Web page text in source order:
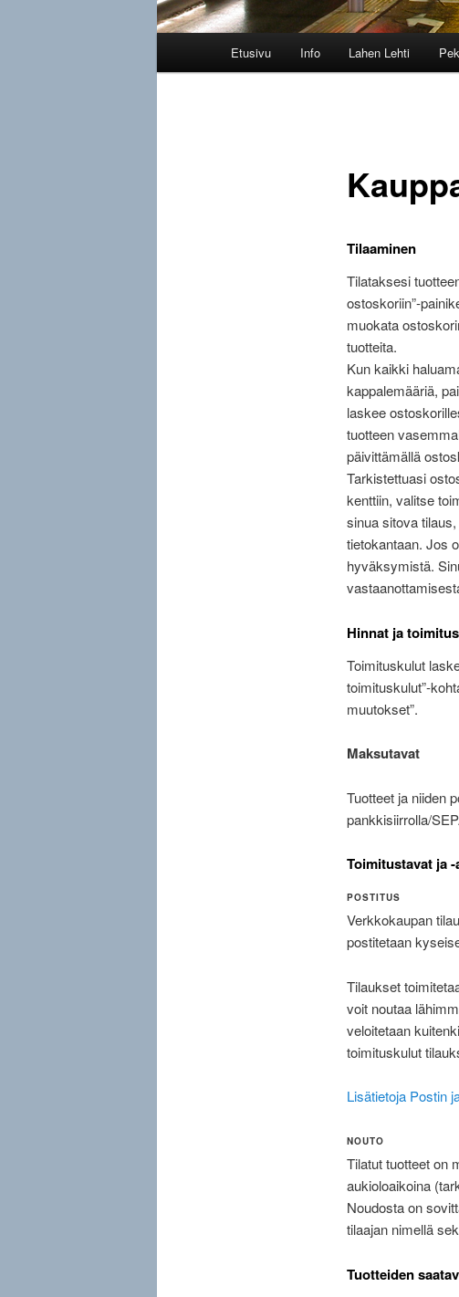
Etusivu Info Lahen Lehti
Tilaaminen
Tilataksesi
ostoskoriin”-
muokata
tuotteita.
Kun kaikki
kappalemääriä,
laskee
tuotteen
päivittämällä
Tarkistettuasi
kenttiin, valitse
sinua sitova
tietokantaan. Jos
hyväksymistä.
Hinnat ja
Toimituskulut
toimituskulut”-
muutokset”.
Maksutavat
Tuotteet ja niiden
pankkisiirrolla/
Toimitustavat ja -
POSTITUS
Verkkokaupan
postitetaan
Tilaukset
voit noutaa
veloitetaan
toimituskulut
Lisätietoja Postin
NOUTO
Tilatut tuotteet on
aukioloaikoina
Noudosta on
tilaajan nimellä
Tuotteiden